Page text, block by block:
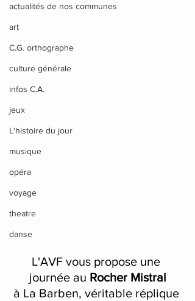
actualités de nos communes
art
C.G. orthographe
culture générale
infos C.A.
jeux
L'histoire du jour
musique
opéra
voyage
theatre
danse
L'AVF vous propose une
journée au Rocher Mistral
à La Barben, véritable réplique